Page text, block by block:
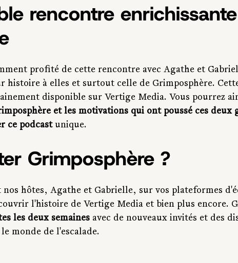
rencontre
profité de cette rencontre avec Agathe et
histoire à elles et surtout celle de Grimposphère.
disponible sur Vertige Media. Vous pourrez
et les motivations qui ont poussé ces deux
ce podcast unique.
Grimposphère ?
nos hôtes, Agathe et Gabrielle, sur vos plateformes
l'histoire de Vertige Media et bien plus encore.
les deux semaines avec de nouveaux invités et des
monde de l'escalade.